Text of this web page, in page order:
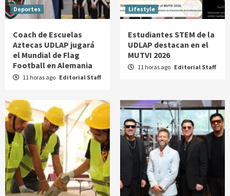
Deportes
Coach de Escuelas
Aztecas UDLAP jugará
el Mundial de Flag
Football en Alemania
11 horas ago Editorial Staff
Lifestyle
Estudiantes STEM de la
UDLAP destacan en el
MUTVI 2026
11 horas ago Editorial Staff